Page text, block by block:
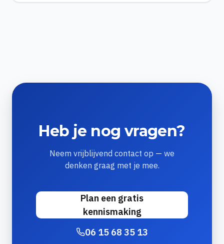
Heb je nog vragen?
Neem vrijblijvend contact op — we
denken graag met je mee.
Plan een gratis
kennismaking
06 15 68 35 13